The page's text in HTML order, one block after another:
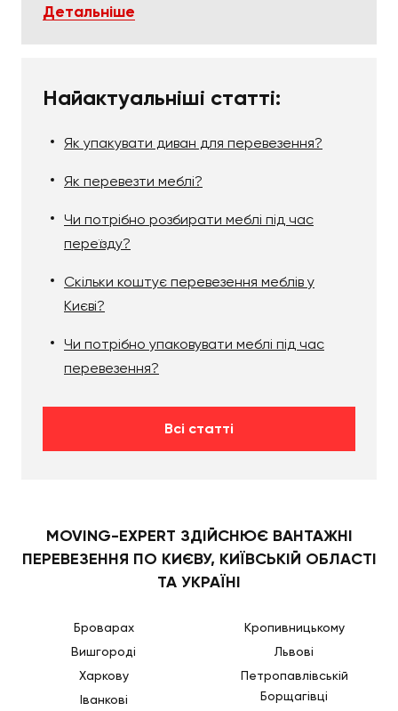
Детальніше
Найактуальніші статті:
Як упакувати диван для перевезення?
Як перевезти меблі?
Чи потрібно розбирати меблі під час
переїзду?
Скільки коштує перевезення меблів у
Києві?
Чи потрібно упаковувати меблі під час
перевезення?
Всі статті
MOVING-EXPERT ЗДІЙСНЮЄ ВАНТАЖНІ
ПЕРЕВЕЗЕННЯ ПО КИЄВУ, КИЇВСЬКІЙ ОБЛАСТІ
ТА УКРАЇНІ
Броварах
Вишгороді
Харкову
Іванкові
Кропивницькому
Львові
Петропавлівській
Борщагівці